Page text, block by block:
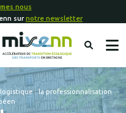
nous
surnotre newsletter
: la professionnalisation